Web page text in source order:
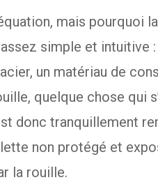
mais pourquoi
simple et intuitive
un matériau de
quelque chose qui
donc tranquillement
non protégé et
la rouille.